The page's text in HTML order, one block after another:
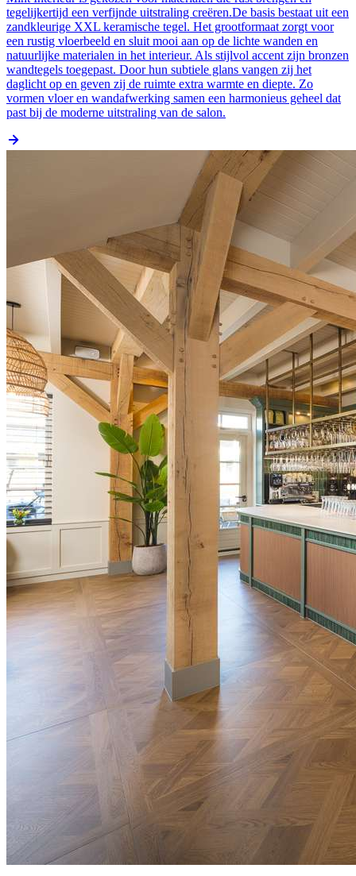
tegelijkertijd een verfijnde uitstraling creëren.De basis bestaat uit een
zandkleurige XXL keramische tegel. Het grootformaat zorgt voor
een rustig vloerbeeld en sluit mooi aan op de lichte wanden en
natuurlijke materialen in het interieur. Als stijlvol accent zijn bronzen
wandtegels toegepast. Door hun subtiele glans vangen zij het
daglicht op en geven zij de ruimte extra warmte en diepte. Zo
vormen vloer en wandafwerking samen een harmonieus geheel dat
past bij de moderne uitstraling van de salon.